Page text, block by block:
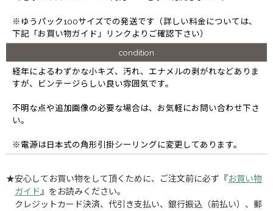
※ゆうパック100サイズでの発送です（詳しい料金については、
下記「お買い物ガイド」リンクよりご確認下さい）
condition
経年によるわずかな小キズ、汚れ、エナメルの剥がれなどありま
すが、ビンテージらしい良い雰囲気です。
不明な点や追加画像の必要な場合は、お気軽にお問い合わせ下さ
い。
※電源は日本式の角形引掛シーリングに変更してあります。
★安心してお買い物をして頂くために、ご注文前に必ず『お買い物
ガイド 』をお読みください。
クレジットカード決済、代引き支払い、銀行振込（前払い）、郵